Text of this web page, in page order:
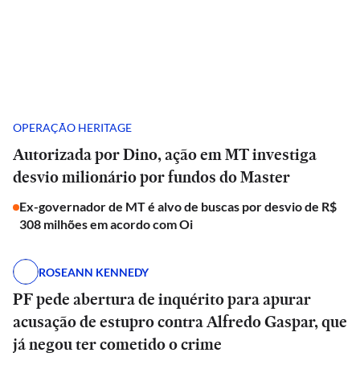
OPERAÇÃO HERITAGE
Autorizada por Dino, ação em MT investiga
desvio milionário por fundos do Master
Ex-governador de MT é alvo de buscas por desvio de R$
308 milhões em acordo com Oi
ROSEANN KENNEDY
PF pede abertura de inquérito para apurar
acusação de estupro contra Alfredo Gaspar, que
já negou ter cometido o crime